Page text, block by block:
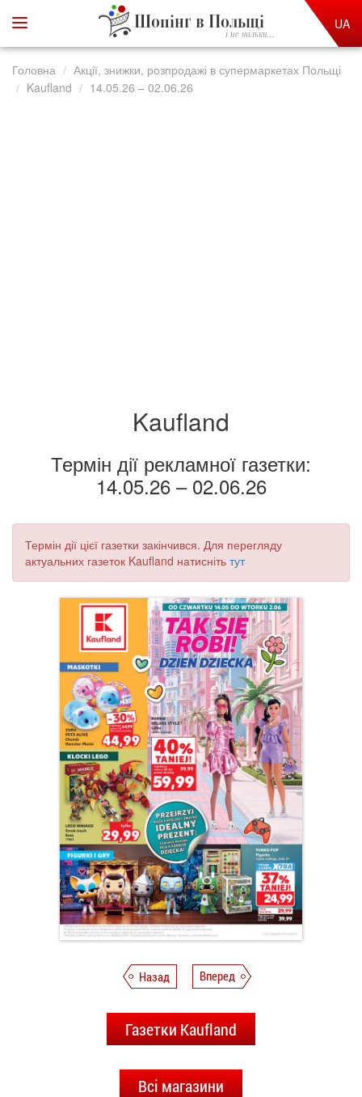
Шопінг в Польщі
і не тільки...
UA
Головна
Акції, знижки, розпродажі в супермаркетах Польщі
Kaufland
14.05.26 – 02.06.26
Kaufland
Термін дії рекламної газетки:
14.05.26 – 02.06.26
Термін дії цієї газетки закінчився. Для перегляду
актуальних газеток Kaufland натисніть тут
Назад Вперед
Газетки Kaufland
Всі магазини